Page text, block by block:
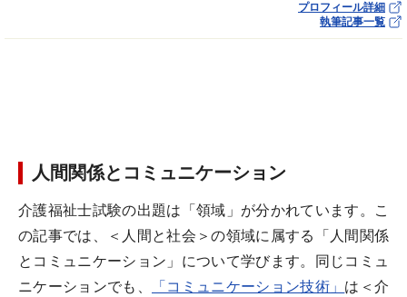
プロフィール詳細
執筆記事一覧
人間関係とコミュニケーション
介護福祉士試験の出題は「領域」が分かれています。こ
の記事では、＜人間と社会＞の領域に属する「人間関係
とコミュニケーション」について学びます。同じコミュ
ニケーションでも、
「コミュニケーション技術」 は＜介